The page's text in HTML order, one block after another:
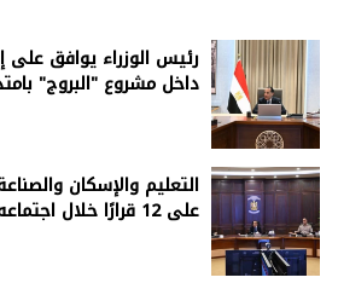
رئيس الوزراء يوافق على
داخل مشروع "البروج"
التعليم والإسكان
على 12 قرارًا خلال اجتماعه اليوم